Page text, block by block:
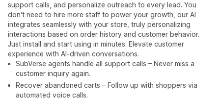
support calls, and personalize outreach to every lead. You
don't need to hire more staff to power your growth, our AI
integrates seamlessly with your store, truly personalizing
interactions based on order history and customer behavior.
Just install and start using in minutes. Elevate customer
experience with AI-driven conversations.
SubVerse agents handle all support calls – Never miss a
customer inquiry again.
Recover abandoned carts – Follow up with shoppers via
automated voice calls.